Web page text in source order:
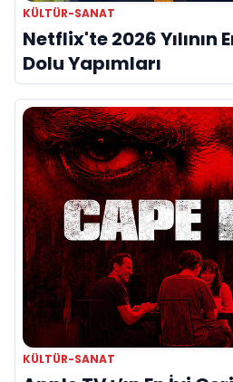
KÜLTÜR-SANAT
Netflix'te 2026 Yılının
Dolu Yapımları
KÜLTÜR-SANAT